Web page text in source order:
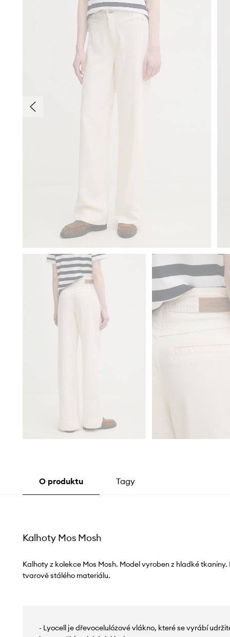
O produktu Tagy
Kalhoty Mos Mosh
Kalhoty z kolekce Mos Mosh. Model vyroben z hladké tkaniny.
tvarově stálého materiálu.
- Lyocell je dřevocelulózové vlákno, které se vyrábí